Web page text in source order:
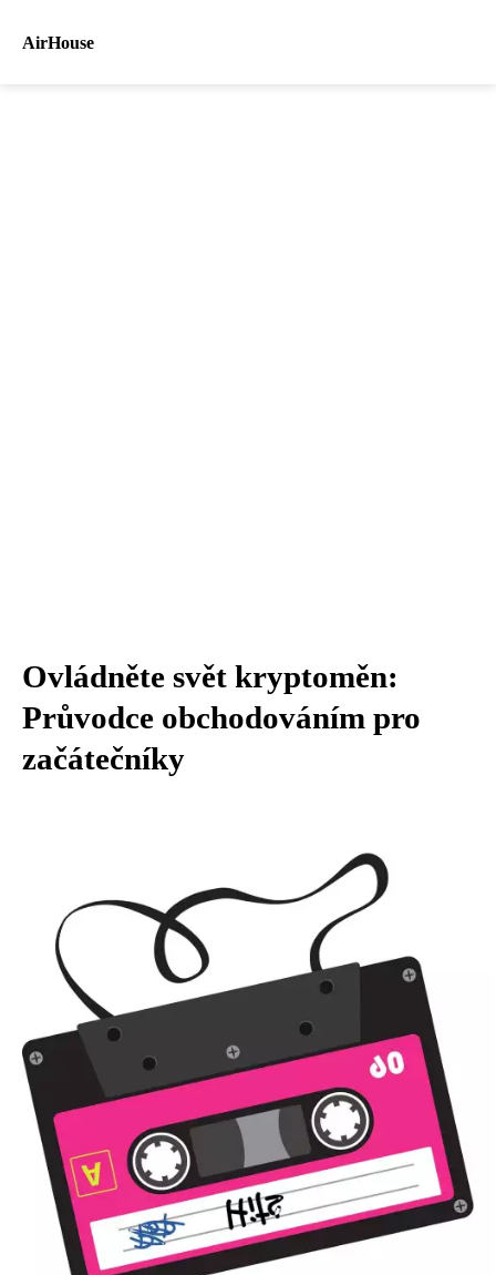
AirHouse
Ovládněte svět kryptoměn:
Průvodce obchodováním pro
začátečníky